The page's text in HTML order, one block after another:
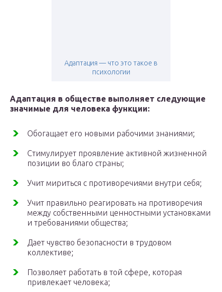
Адаптация — что это такое в
психологии
Адаптация в обществе выполняет следующие
значимые для человека функции:
Обогащает его новыми рабочими знаниями;
Стимулирует проявление активной жизненной
позиции во благо страны;
Учит мириться с противоречиями внутри себя;
Учит правильно реагировать на противоречия
между собственными ценностными установками
и требованиями общества;
Дает чувство безопасности в трудовом
коллективе;
Позволяет работать в той сфере, которая
привлекает человека;